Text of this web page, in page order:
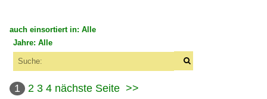
auch einsortiert in: Alle
Alle Kategorien
Schweiz
Jahre: Alle
1 2 3 4 nächste Seite >>